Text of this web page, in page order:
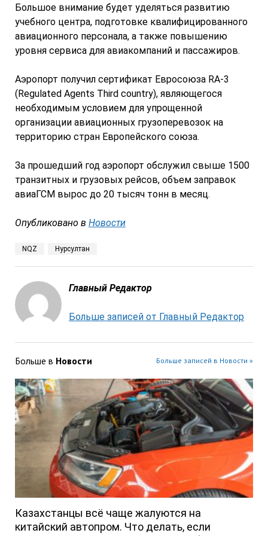
Большое внимание будет уделяться развитию
учебного центра, подготовке квалифицированного
авиационного персонала, а также повышению
уровня сервиса для авиакомпаний и пассажиров.
Аэропорт получил сертификат Евросоюза RA-3
(Regulated Agents Third country), являющегося
необходимым условием для упрощенной
организации авиационных грузоперевозок на
территорию стран Европейского союза.
За прошедший год аэропорт обслужил свыше 1500
транзитных и грузовых рейсов, объем заправок
авиаГСМ вырос до 20 тысяч тонн в месяц.
Опубликовано в Новости
NQZ Нурсултан
Главный Редактор
Больше записей от Главный Редактор
Больше в Новости Больше записей в Новости »
Казахстанцы всё чаще жалуются на
китайский автопром. Что делать, если